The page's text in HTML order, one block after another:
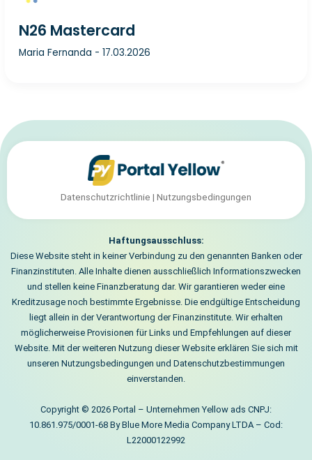
N26 Mastercard
Maria Fernanda -17.03.2026
Datenschutzrichtlinie | Nutzungsbedingungen
Haftungsausschluss:
Diese Website steht in keiner Verbindung zu den genannten Banken oder
Finanzinstituten. Alle Inhalte dienen ausschließlich Informationszwecken
und stellen keine Finanzberatung dar. Wir garantieren weder eine
Kreditzusage noch bestimmte Ergebnisse. Die endgültige Entscheidung
liegt allein in der Verantwortung der Finanzinstitute. Wir erhalten
möglicherweise Provisionen für Links und Empfehlungen auf dieser
Website. Mit der weiteren Nutzung dieser Website erklären Sie sich mit
unseren Nutzungsbedingungen und Datenschutzbestimmungen
einverstanden.
Copyright © 2026 Portal – Unternehmen Yellow ads CNPJ:
10.861.975/0001-68 By Blue More Media Company LTDA – Cod:
L22000122992